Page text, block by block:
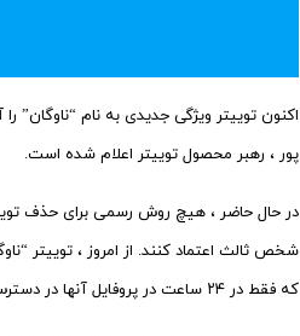
پور ، رهبر محصول توییتر اعلام شده است.
در حال حاضر ، هیچ روش رسمی برای حذف
شخص ثالث اعتماد کنند. از امروز ، توییتر
که فقط در ۲۴ ساعت در پروفایل آنها در دسترس خواهند بود به اشتراک بگذارند.